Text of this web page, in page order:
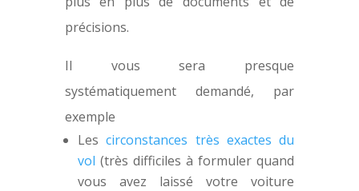
précisions.
Il vous sera presque
systématiquement demandé, par
exemple
Lescirconstances très exactes du
vol (très difficiles à formuler quand
vous avez laissé votre voiture